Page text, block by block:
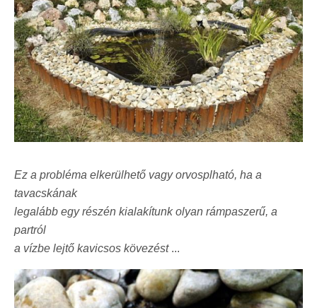
Ez a probléma elkerülhető vagy orvosplható, ha a
tavacskának
legalább egy részén kialakítunk olyan rámpaszerű, a
partról
a vízbe lejtő kavicsos kövezést...